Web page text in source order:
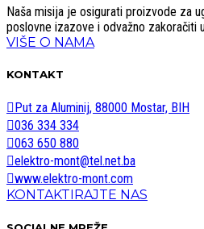
Naša misija je osigurati proizvode za
poslovne izazove i odvažno zakoračiti
VIŠE O NAMA
KONTAKT
Put za Aluminij, 88000 Mostar, BIH
036 334 334
063 650 880
elektro-mont@tel.net.ba
www.elektro-mont.com
KONTAKTIRAJTE NAS